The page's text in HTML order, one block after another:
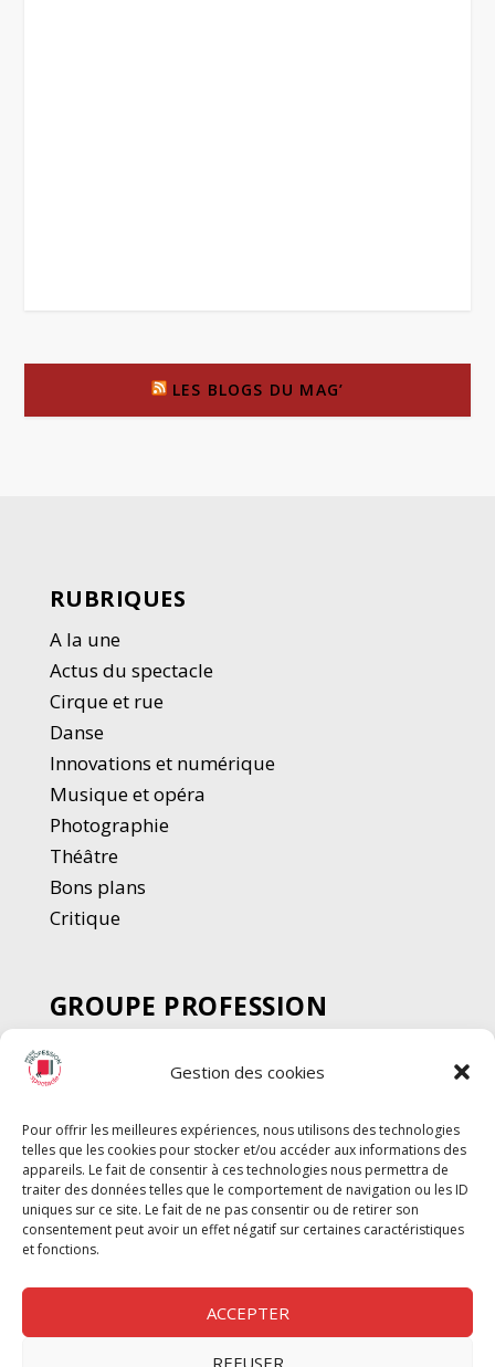
Gestion des cookies
Pour offrir les meilleures expériences, nous utilisons des technologies
telles que les cookies pour stocker et/ou accéder aux informations des
appareils. Le fait de consentir à ces technologies nous permettra de
traiter des données telles que le comportement de navigation ou les ID
uniques sur ce site. Le fait de ne pas consentir ou de retirer son
consentement peut avoir un effet négatif sur certaines caractéristiques
et fonctions.
ACCEPTER
REFUSER
LES BLOGS DU MAG’
RUBRIQUES
A la une
Actus du spectacle
Cirque et rue
Danse
Innovations et numérique
Musique et opéra
Photographie
Théâtre
Bons plans
Critique
GROUPE PROFESSION
SPECTACLE
Chèque Intermittents
Chèque Compta
Chèque Emploi Spectacle
G-Pods
Profession Audio-visuel